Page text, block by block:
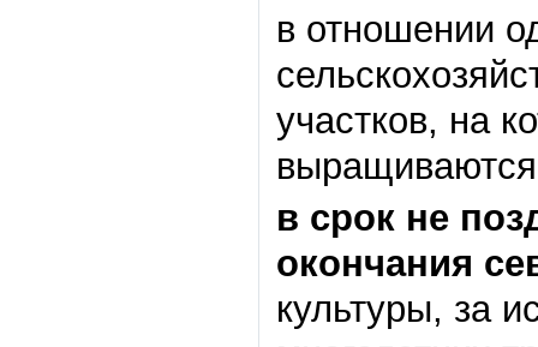
в отношении
участков, на
выращиваются
в срок не
окончания
культуры, за